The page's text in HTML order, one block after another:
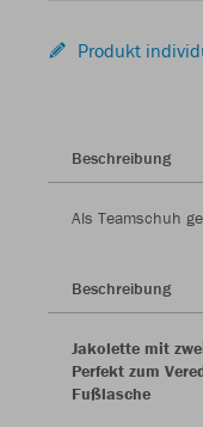
Produkt
Beschreibung
Als Teamschuh
Beschreibung
Jakolette mit
Perfekt zum
Fußlasche